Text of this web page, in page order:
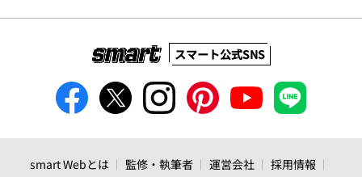
スマート公式SNS
smart Webとは 監修・執筆者 運営会社 採用情報